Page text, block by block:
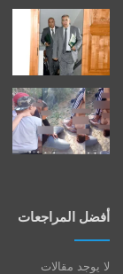
أفضل المراجعات
لا يوجد مقالات